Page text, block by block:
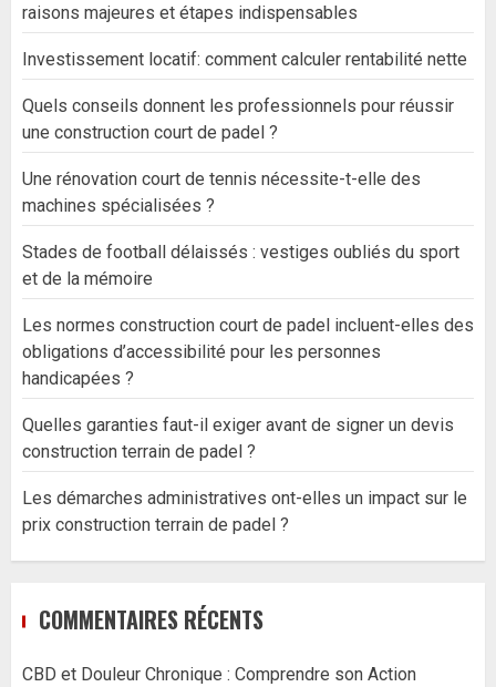
raisons majeures et étapes indispensables
Investissement locatif: comment calculer rentabilité nette
Quels conseils donnent les professionnels pour réussir
une construction court de padel ?
Une rénovation court de tennis nécessite-t-elle des
machines spécialisées ?
Stades de football délaissés : vestiges oubliés du sport
et de la mémoire
Les normes construction court de padel incluent-elles des
obligations d’accessibilité pour les personnes
handicapées ?
Quelles garanties faut-il exiger avant de signer un devis
construction terrain de padel ?
Les démarches administratives ont-elles un impact sur le
prix construction terrain de padel ?
COMMENTAIRES RÉCENTS
CBD et Douleur Chronique : Comprendre son Action